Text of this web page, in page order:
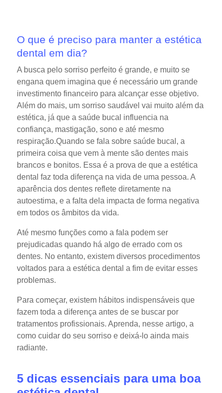
O que é preciso para manter a estética
dental em dia?
A busca pelo sorriso perfeito é grande, e muito se
engana quem imagina que é necessário um grande
investimento financeiro para alcançar esse objetivo.
Além do mais, um sorriso saudável vai muito além da
estética, já que a saúde bucal influencia na
confiança, mastigação, sono e até mesmo
respiração.Quando se fala sobre saúde bucal, a
primeira coisa que vem à mente são dentes mais
brancos e bonitos. Essa é a prova de que a estética
dental faz toda diferença na vida de uma pessoa. A
aparência dos dentes reflete diretamente na
autoestima, e a falta dela impacta de forma negativa
em todos os âmbitos da vida.
Até mesmo funções como a fala podem ser
prejudicadas quando há algo de errado com os
dentes. No entanto, existem diversos procedimentos
voltados para a estética dental a fim de evitar esses
problemas.
Para começar, existem hábitos indispensáveis que
fazem toda a diferença antes de se buscar por
tratamentos profissionais. Aprenda, nesse artigo, a
como cuidar do seu sorriso e deixá-lo ainda mais
radiante.
5 dicas essenciais para uma boa